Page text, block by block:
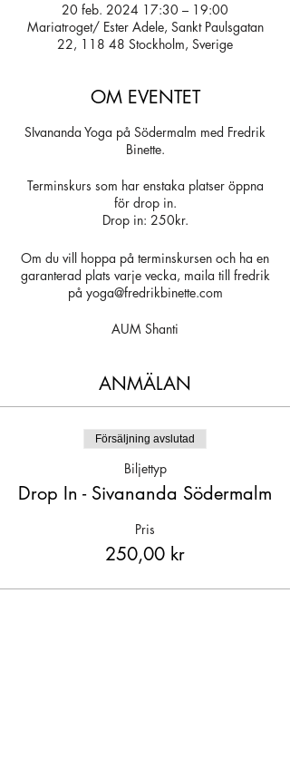
20 feb. 2024 17:30 – 19:00
Mariatroget/ Ester Adele, Sankt Paulsgatan
22, 118 48 Stockholm, Sverige
OM EVENTET
SIvananda Yoga på Södermalm med Fredrik
Binette.
Terminskurs som har enstaka platser öppna
för drop in.
Drop in: 250kr.
Om du vill hoppa på terminskursen och ha en
garanterad plats varje vecka, maila till fredrik
på yoga@fredrikbinette.com
AUM Shanti
ANMÄLAN
Försäljning avslutad
Biljettyp
Drop In - Sivananda Södermalm
Pris
250,00 kr